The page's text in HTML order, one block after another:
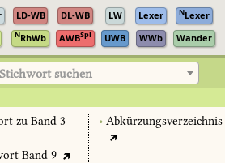
LD-WB DL-WB LW Lexer NLexer
NRhWb AWBSpl UWB WWb Wander
Stichwort suchen
zu Band 3
Band 9
• Abkürzungsverzeichnis